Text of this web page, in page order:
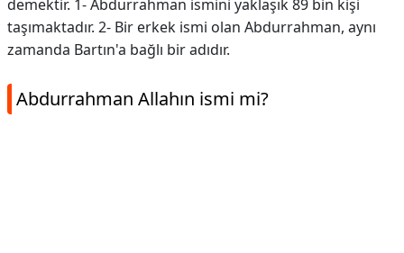
demektir. 1- Abdurrahman ismini yaklaşık 89 bin kişi
taşımaktadır. 2- Bir erkek ismi olan Abdurrahman, aynı
zamanda Bartın'a bağlı bir adıdır.
Abdurrahman Allahın ismi mi?